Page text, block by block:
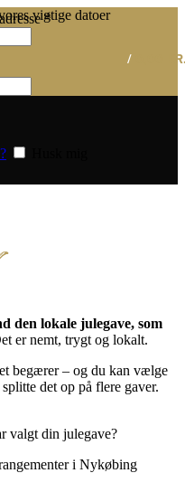
vigtige datoer
*Påkrævet
/
den lokale julegave, som
er nemt, trygt og lokalt.
begærer – og du kan vælge
det op på flere gaver.
valgt din julegave?
i Nykøbing